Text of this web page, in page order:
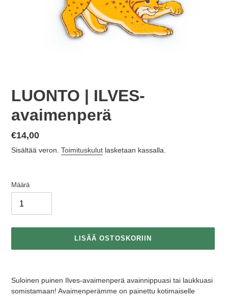
LUONTO | ILVES-
avaimenperä
Normaalihinta
€14,00
Sisältää veron. Toimituskulut lasketaan kassalla.
Määrä
LISÄÄ OSTOSKORIIN
ostoskoriin
Suloinen puinen Ilves-avaimenperä avainnippuasi tai laukkuasi
somistamaan! Avaimenperämme on painettu kotimaiselle